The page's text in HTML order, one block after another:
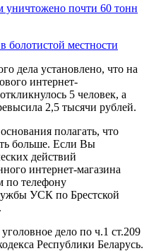
уничтожено почти 60 тонн
болотистой местности
дела установлено, что на
интернет-
откликнулось 5 человек, а
2,5 тысячи рублей.
полагать, что
больше. Если Вы
действий
интернет-магазина
по телефону
УСК по Брестской
дело по ч.1 ст.209
Республики Беларусь.